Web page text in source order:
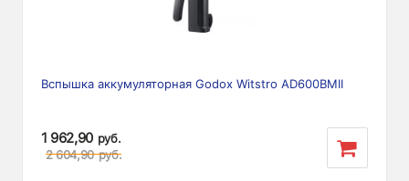
Вспышка аккумуляторная Godox Witstro AD600BMII
1 962,90 руб.
2 604,90 руб.